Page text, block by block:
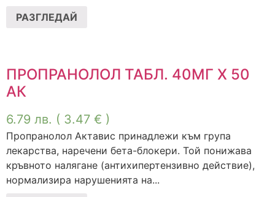
РАЗГЛЕДАЙ
ПРОПРАНОЛОЛ ТАБЛ. 40МГ Х 50
АК
6.79 лв. ( 3.47 € )
Пропранолол Актавис принадлежи към група
лекарства, наречени бета-блокери. Той понижава
кръвното налягане (антихипертензивно действие),
нормализира нарушенията на...